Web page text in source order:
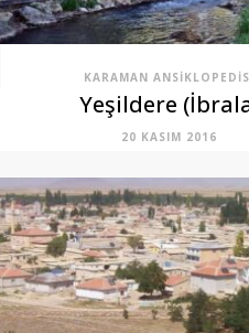
KARAMAN
Yeşildere
20 KASIM 2016